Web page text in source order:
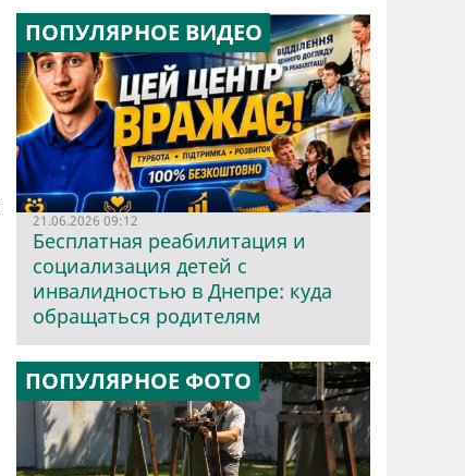
ПОПУЛЯРНОЕ ВИДЕО
21.06.2026 09:12
Бесплатная реабилитация и
социализация детей с
инвалидностью в Днепре: куда
обращаться родителям
ПОПУЛЯРНОЕ ФОТО